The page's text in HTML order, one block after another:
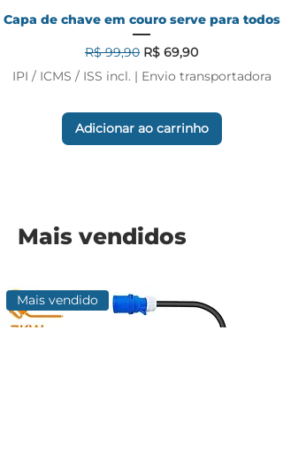
Capa de chave em couro serve para todos
Preço normal
R$ 99,90 Preço promocional
R$ 69,90
IPI / ICMS / ISS incl. | Envio transportadora
Adicionar ao carrinho
Mais vendidos
Mais vendido